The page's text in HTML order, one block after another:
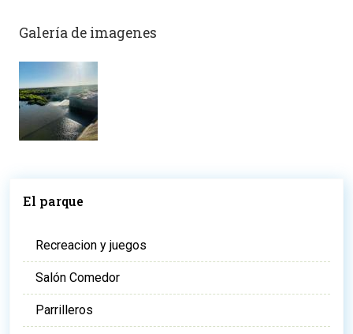
Galería de imagenes
El parque
Recreacion y juegos
Salón Comedor
Parrilleros